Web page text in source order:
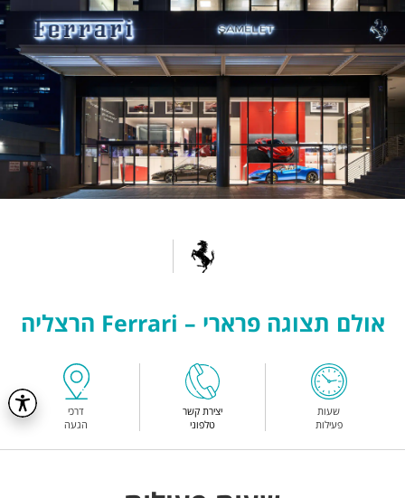
אולם תצוגה פרארי – Ferrari הרצליה
שעות
פעילות
יצירת קשר
טלפוני
דרכי
הגעה